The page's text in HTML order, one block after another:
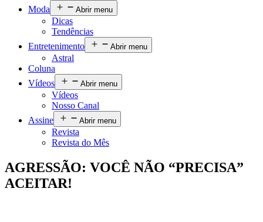
Moda
Abrir menu
Dicas
Tendências
Entretenimento
Abrir menu
Astral
Coluna
Vídeos
Abrir menu
Vídeos
Nosso Canal
Assine
Abrir menu
Revista
Revista do Mês
AGRESSÃO: VOCÊ NÃO “PRECISA”
ACEITAR!